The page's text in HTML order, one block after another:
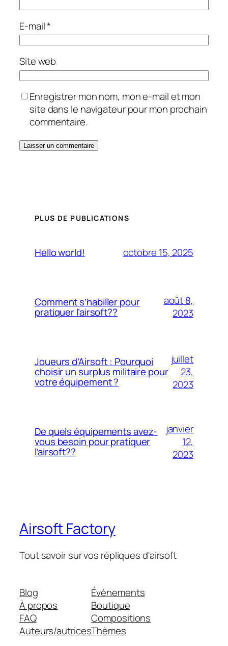
E-mail*
Site web
Enregistrer mon nom, mon e-mail et mon
site dans le navigateur pour mon prochain
commentaire.
PLUS DE PUBLICATIONS
Hello world! octobre 15, 2025
Comment s’habiller pour
pratiquer l’airsoft??
août 8,
2023
Joueurs d’Airsoft : Pourquoi
choisir un surplus militaire pour
votre équipement ?
juillet
23,
2023
De quels équipements avez-
vous besoin pour pratiquer
l’airsoft??
janvier
12,
2023
Airsoft Factory
Tout savoir sur vos répliques d'airsoft
Blog
À propos
FAQ
Auteurs/autrices
Évènements
Boutique
Compositions
Thèmes